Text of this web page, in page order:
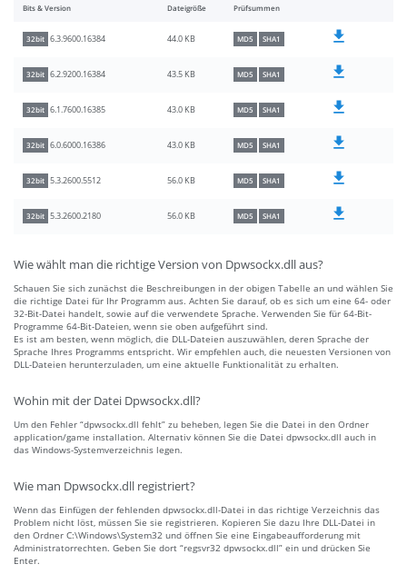
Bits & Version Dateigröße Prüfsummen
32bit 6.3.9600.16384 44.0 KB MD5 SHA1
32bit 6.2.9200.16384 43.5 KB MD5 SHA1
32bit 6.1.7600.16385 43.0 KB MD5 SHA1
32bit 6.0.6000.16386 43.0 KB MD5 SHA1
32bit 5.3.2600.5512 56.0 KB MD5 SHA1
32bit 5.3.2600.2180 56.0 KB MD5 SHA1
Wie wählt man die richtige Version von Dpwsockx.dll aus?
Schauen Sie sich zunächst die Beschreibungen in der obigen Tabelle an und wählen Sie
die richtige Datei für Ihr Programm aus. Achten Sie darauf, ob es sich um eine 64- oder
32-Bit-Datei handelt, sowie auf die verwendete Sprache. Verwenden Sie für 64-Bit-
Programme 64-Bit-Dateien, wenn sie oben aufgeführt sind.
Es ist am besten, wenn möglich, die DLL-Dateien auszuwählen, deren Sprache der
Sprache Ihres Programms entspricht. Wir empfehlen auch, die neuesten Versionen von
DLL-Dateien herunterzuladen, um eine aktuelle Funktionalität zu erhalten.
Wohin mit der Datei Dpwsockx.dll?
Um den Fehler “dpwsockx.dll fehlt” zu beheben, legen Sie die Datei in den Ordner
application/game installation. Alternativ können Sie die Datei dpwsockx.dll auch in
das Windows-Systemverzeichnis legen.
Wie man Dpwsockx.dll registriert?
Wenn das Einfügen der fehlenden dpwsockx.dll-Datei in das richtige Verzeichnis das
Problem nicht löst, müssen Sie sie registrieren. Kopieren Sie dazu Ihre DLL-Datei in
den Ordner C:\Windows\System32 und öffnen Sie eine Eingabeaufforderung mit
Administratorrechten. Geben Sie dort “regsvr32 dpwsockx.dll” ein und drücken Sie
Enter.